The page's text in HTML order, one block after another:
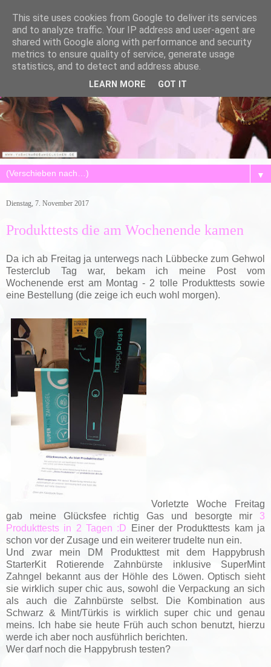
▼
Dienstag, 7. November 2017
Produkttests die am Wochenende kamen
Da ich ab Freitag ja unterwegs nach Lübbecke zum Gehwol
Testerclub Tag war, bekam ich meine Post vom
Wochenende erst am Montag - 2 tolle Produkttests sowie
eine Bestellung (die zeige ich euch wohl morgen).
Vorletzte Woche Freitag
gab meine Glücksfee richtig Gas und besorgte mir 3
Produkttests in 2 Tagen :D Einer der Produkttests kam ja
schon vor der Zusage und ein weiterer trudelte nun ein.
Und zwar mein DM Produkttest mit dem Happybrush
StarterKit Rotierende Zahnbürste inklusive SuperMint
Zahngel bekannt aus der Höhle des Löwen. Optisch sieht
sie wirklich super chic aus, sowohl die Verpackung an sich
als auch die Zahnbürste selbst. Die Kombination aus
Schwarz & Mint/Türkis is wirklich super chic und genau
meins. Ich habe sie heute Früh auch schon benutzt, hierzu
werde ich aber noch ausführlich berichten.
Wer darf noch die Happybrush testen?
This site uses cookies from Google to deliver its services
and to analyze traffic. Your IP address and user-agent are
shared with Google along with performance and security
metrics to ensure quality of service, generate usage
statistics, and to detect and address abuse.
LEARN MORE GOT IT